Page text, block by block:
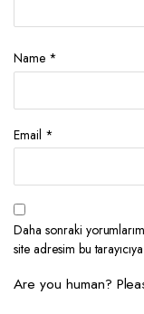
Name *
Email *
Daha sonraki
site adresim bu
Are you human?